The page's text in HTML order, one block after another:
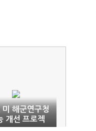
미 해군연구청
개선 프로젝